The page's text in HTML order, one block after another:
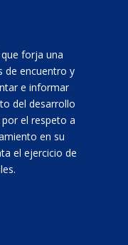
forja una
de encuentro y
e informar
del desarrollo
el respeto a
en su
el ejercicio de